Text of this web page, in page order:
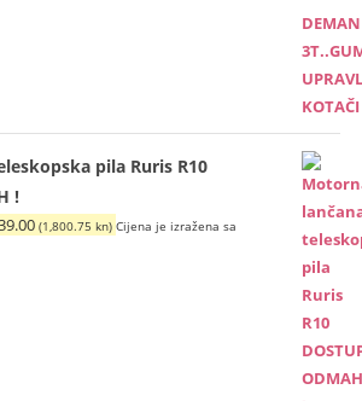
pila Ruris R10
!
(1,800.75 kn) Trenutna
Cijena je izražena sa